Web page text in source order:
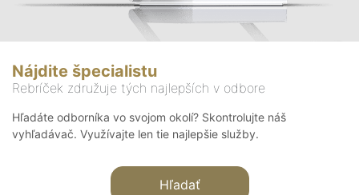
Nájdite špecialistu
Rebríček združuje tých najlepších v odbore
Hľadáte odborníka vo svojom okolí? Skontrolujte náš
vyhľadávač. Využívajte len tie najlepšie služby.
Hľadať